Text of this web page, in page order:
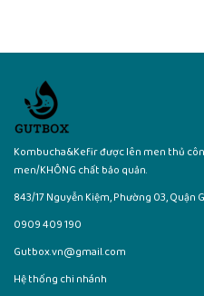
Kombucha&Kefir được lên men thủ
men/KHÔNG chất bảo quản.
843/17 Nguyễn Kiệm, Phường 03, Quận
0909 409 190
Gutbox.vn@gmail.com
Hệ thống chi nhánh